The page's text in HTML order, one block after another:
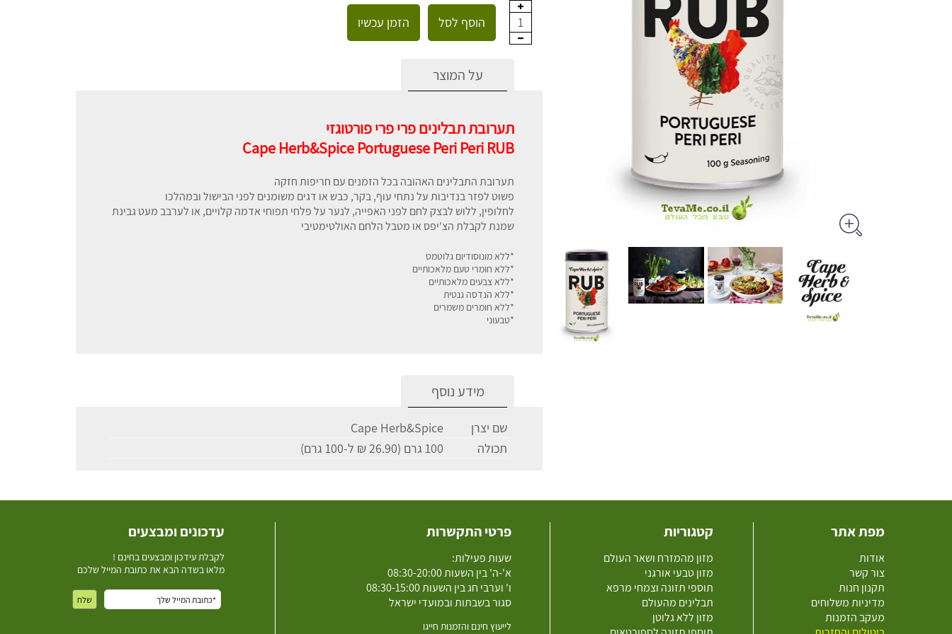
1 הוסף לסל הזמן עכשיו
על המוצר
תערובת תבלינים פרי פרי פורטוגזי
Cape Herb&Spice Portuguese Peri Peri RUB
תערובת התבלינים האהובה בכל הזמנים עם חריפות חזקה
פשוט לפזר בנדיבות על נתחי עוף, בקר, כבש או דגים משומנים לפני הבישול ובמהלכו
לחלופין, ללוש לבצק לחם לפני האפייה, לנער על פלחי תפוחי אדמה קלויים, או לערבב מעט גבינת
שמנת לקבלת הצ'יפס או מטבל הלחם האולטימטיבי
*ללא מונוסודיום גלוטמט
*ללא חומרי טעם מלאכותיים
*ללא צבעים מלאכותיים
*ללא הנדסה גנטית
*ללא חומרים משמרים
*טבעוני
מידע נוסף
שם יצרן
Cape Herb&Spice
תכולה
100 גרם (26.90 ₪ ל-100 גרם)
מפת אתר
אודות
צור קשר
תקנון חנות
מדיניות משלוחים
מעקב הזמנות
קטגוריות
מזון מהמזרח ושאר העולם
מזון טבעי אורגני
תוספי תזונה וצמחי מרפא
תבלינים מהעולם
מזון ללא גלוטן
פרטי התקשרות
שעות פעילות:
א'-ה' בין השעות 08:30-20:00
ו' וערבי חג בין השעות 08:30-15:00
סגור בשבתות ובמועדי ישראל
לייעוץ חינם והזמנות חייגו
עדכונים ומבצעים
לקבלת עידכון ומבצעים בחינם !
מלאו בשדה הבא את כתובת המייל שלכם